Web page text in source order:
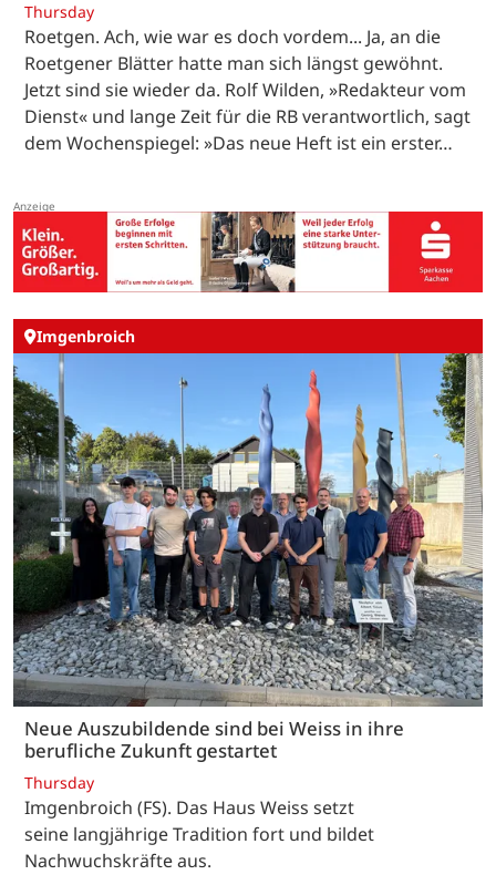
Thursday
Roetgen. Ach, wie war es doch vordem... Ja, an die
Roetgener Blätter hatte man sich längst gewöhnt.
Jetzt sind sie wieder da. Rolf Wilden, »Redakteur vom
Dienst« und lange Zeit für die RB verantwortlich, sagt
dem Wochenspiegel: »Das neue Heft ist ein erster…
Imgenbroich
Neue Auszubildende sind bei Weiss in ihre
berufliche Zukunft gestartet
Thursday
Imgenbroich (FS). Das Haus Weiss setzt
seine langjährige Tradition fort und bildet
Nachwuchskräfte aus.